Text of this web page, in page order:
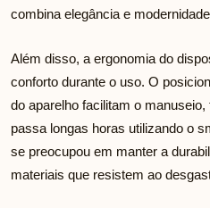
combina elegância e
Além disso, a ergonomia do
conforto durante o uso. O
do aparelho facilitam o
passa longas horas utilizando o
se preocupou em manter a
materiais que resistem ao